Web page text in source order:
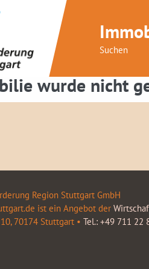
Suchen
wurde nicht
Region Stuttgart GmbH
ist ein Angebot der
70174 Stuttgart • Tel.: +49 711 22